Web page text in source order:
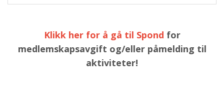
Klikk her for å gå til Spond for
medlemskapsavgift og/eller påmelding til
aktiviteter!